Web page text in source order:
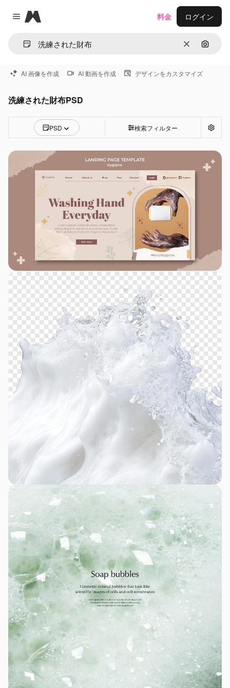
Close menu
Magnific
消去 画像で
料金 ログイン
AI 画像を作成 AI 動画を作成 デザインをカスタマイズ
洗練された財布PSD
PSD 検索フィルター